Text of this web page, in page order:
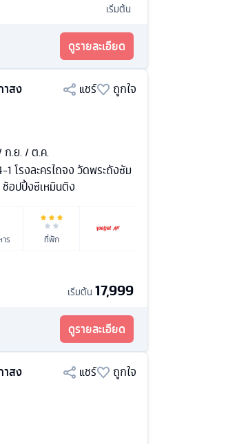
เริ่มต้น
ดูรายละเอียด
าสง แชร์
ถูกใจ
ก.ย. / ต.ค.
1 โรงละครไถจง วัดพระถังซัม
อปปิ้งซีเหมินติง
ร ที่พัก
เริ่มต้น 17,999
ดูรายละเอียด
าสง แชร์
ถูกใจ